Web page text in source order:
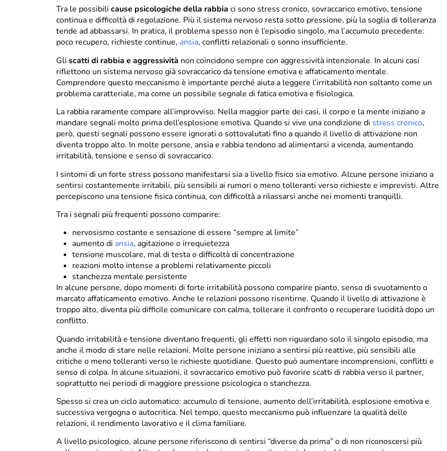
Tra le possibili cause psicologiche della rabbia ci sono stress cronico, sovraccarico emotivo, tensione
continua e difficoltà di regolazione. Più il sistema nervoso resta sotto pressione, più la soglia di tolleranza
tende ad abbassarsi. In pratica, il problema spesso non è l’episodio singolo, ma l’accumulo precedente:
poco recupero, richieste continue, ansia, conflitti relazionali o sonno insufficiente.
Gli scatti di rabbia e aggressività non coincidono sempre con aggressività intenzionale. In alcuni casi
riflettono un sistema nervoso già sovraccarico da tensione emotiva e affaticamento mentale.
Comprendere questo meccanismo è importante perché aiuta a leggere l’irritabilità non soltanto come un
problema caratteriale, ma come un possibile segnale di fatica emotiva e fisiologica.
La rabbia raramente compare all’improvviso. Nella maggior parte dei casi, il corpo e la mente iniziano a
mandare segnali molto prima dell’esplosione emotiva. Quando si vive una condizione di stress cronico,
però, questi segnali possono essere ignorati o sottovalutati fino a quando il livello di attivazione non
diventa troppo alto. In molte persone, ansia e rabbia tendono ad alimentarsi a vicenda, aumentando
irritabilità, tensione e senso di sovraccarico.
I sintomi di un forte stress possono manifestarsi sia a livello fisico sia emotivo. Alcune persone iniziano a
sentirsi costantemente irritabili, più sensibili ai rumori o meno tolleranti verso richieste e imprevisti. Altre
percepiscono una tensione fisica continua, con difficoltà a rilassarsi anche nei momenti tranquilli.
Tra i segnali più frequenti possono comparire:
nervosismo costante e sensazione di essere “sempre al limite”
aumento di ansia, agitazione o irrequietezza
tensione muscolare, mal di testa o difficoltà di concentrazione
reazioni molto intense a problemi relativamente piccoli
stanchezza mentale persistente
In alcune persone, dopo momenti di forte irritabilità possono comparire pianto, senso di svuotamento o
marcato affaticamento emotivo. Anche le relazioni possono risentirne. Quando il livello di attivazione è
troppo alto, diventa più difficile comunicare con calma, tollerare il confronto o recuperare lucidità dopo un
conflitto.
Quando irritabilità e tensione diventano frequenti, gli effetti non riguardano solo il singolo episodio, ma
anche il modo di stare nelle relazioni. Molte persone iniziano a sentirsi più reattive, più sensibili alle
critiche o meno tolleranti verso le richieste quotidiane. Questo può aumentare incomprensioni, conflitti e
senso di colpa. In alcune situazioni, il sovraccarico emotivo può favorire scatti di rabbia verso il partner,
soprattutto nei periodi di maggiore pressione psicologica o stanchezza.
Spesso si crea un ciclo automatico: accumulo di tensione, aumento dell’irritabilità, esplosione emotiva e
successiva vergogna o autocritica. Nel tempo, questo meccanismo può influenzare la qualità delle
relazioni, il rendimento lavorativo e il clima familiare.
A livello psicologico, alcune persone riferiscono di sentirsi “diverse da prima” o di non riconoscersi più